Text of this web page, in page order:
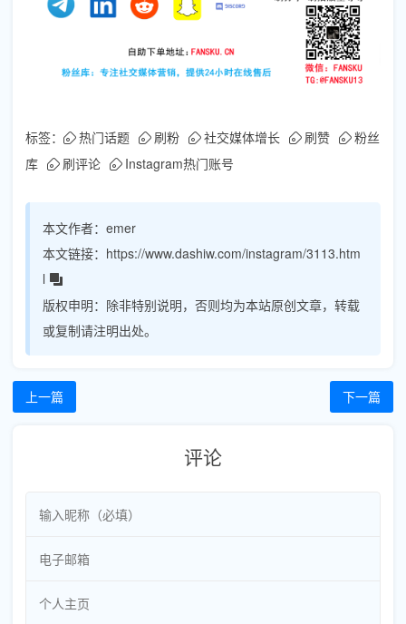
标签： 热门话题 刷粉 社交媒体增长 刷赞
粉丝
库
刷评论 Instagram热门账号
本文作者： emer
本文链接： https://www.dashiw.com/instagram/3113.htm
l
版权申明： 除非特别说明，否则均为本站原创文章，转载
或复制请注明出处。
上一篇 下一篇
评论